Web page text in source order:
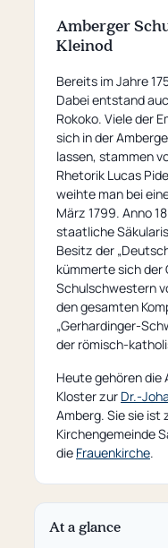
Amberger
Kleinod
Bereits im Jahre
Dabei entstand
Rokoko. Viele der
sich in der
lassen, stammen
Rhetorik Lucas
weihte man bei
März 1799. Anno
staatliche
Besitz der
kümmerte sich der
Schulschwestern
den gesamten
„Gerhardinger-
der römisch-
Heute gehören die
Kloster zur Dr.-
Amberg. Sie sie ist
Kirchengemeinde
die Frauenkirche.
At a glance